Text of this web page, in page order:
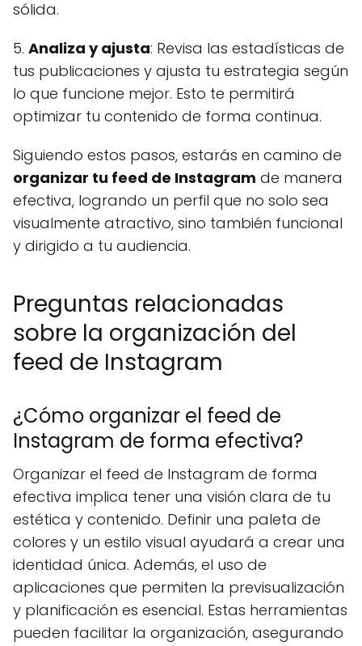
sólida.
5. Analiza y ajusta: Revisa las estadísticas de
tus publicaciones y ajusta tu estrategia según
lo que funcione mejor. Esto te permitirá
optimizar tu contenido de forma continua.
Siguiendo estos pasos, estarás en camino de
organizar tu feed de Instagram de manera
efectiva, logrando un perfil que no solo sea
visualmente atractivo, sino también funcional
y dirigido a tu audiencia.
Preguntas relacionadas
sobre la organización del
feed de Instagram
¿Cómo organizar el feed de
Instagram de forma efectiva?
Organizar el feed de Instagram de forma
efectiva implica tener una visión clara de tu
estética y contenido. Definir una paleta de
colores y un estilo visual ayudará a crear una
identidad única. Además, el uso de
aplicaciones que permiten la previsualización
y planificación es esencial. Estas herramientas
pueden facilitar la organización, asegurando